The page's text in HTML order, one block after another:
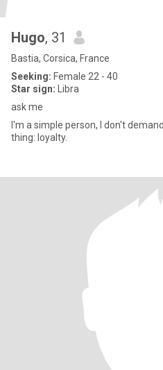
Hugo, 31
Bastia, Corsica, France
Seeking: Female 22 - 40
Star sign: Libra
ask me
I'm a simple person, I don't
thing: loyalty.